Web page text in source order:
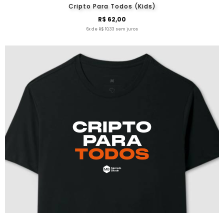
Cripto Para Todos (Kids)
R$ 62,00
6x de R$ 10,33 sem juros